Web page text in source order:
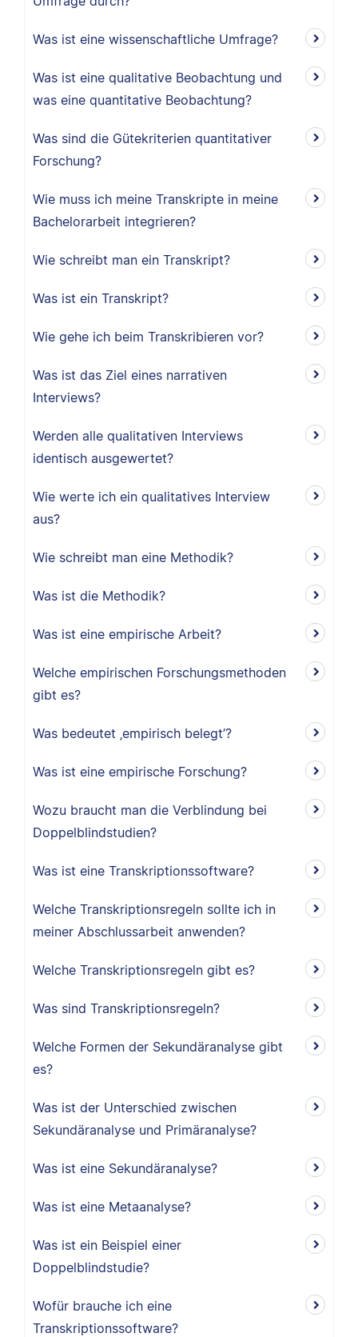
Was ist eine wissenschaftliche Umfrage?
Was ist eine qualitative Beobachtung und
was eine quantitative Beobachtung?
Was sind die Gütekriterien quantitativer
Forschung?
Wie muss ich meine Transkripte in meine
Bachelorarbeit integrieren?
Wie schreibt man ein Transkript?
Was ist ein Transkript?
Wie gehe ich beim Transkribieren vor?
Was ist das Ziel eines narrativen
Interviews?
Werden alle qualitativen Interviews
identisch ausgewertet?
Wie werte ich ein qualitatives Interview
aus?
Wie schreibt man eine Methodik?
Was ist die Methodik?
Was ist eine empirische Arbeit?
Welche empirischen Forschungsmethoden
gibt es?
Was bedeutet ‚empirisch belegt’?
Was ist eine empirische Forschung?
Wozu braucht man die Verblindung bei
Doppelblindstudien?
Was ist eine Transkriptionssoftware?
Welche Transkriptionsregeln sollte ich in
meiner Abschlussarbeit anwenden?
Welche Transkriptionsregeln gibt es?
Was sind Transkriptionsregeln?
Welche Formen der Sekundäranalyse gibt
es?
Was ist der Unterschied zwischen
Sekundäranalyse und Primäranalyse?
Was ist eine Sekundäranalyse?
Was ist eine Metaanalyse?
Was ist ein Beispiel einer
Doppelblindstudie?
Wofür brauche ich eine
Transkriptionssoftware?